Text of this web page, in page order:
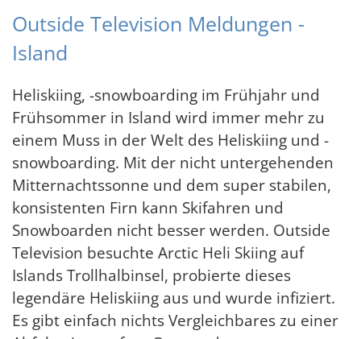
Outside Television Meldungen -
Island
Heliskiing, -snowboarding im Frühjahr und
Frühsommer in Island wird immer mehr zu
einem Muss in der Welt des Heliskiing und -
snowboarding. Mit der nicht untergehenden
Mitternachtssonne und dem super stabilen,
konsistenten Firn kann Skifahren und
Snowboarden nicht besser werden. Outside
Television besuchte Arctic Heli Skiing auf
Islands Trollhalbinsel, probierte dieses
legendäre Heliskiing aus und wurde infiziert.
Es gibt einfach nichts Vergleichbares zu einer